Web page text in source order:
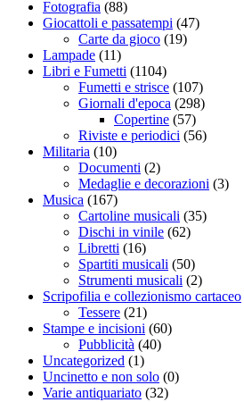
Fotografia (88)
Giocattoli e passatempi (47)
Carte da gioco (19)
Lampade (11)
Libri e Fumetti (1104)
Fumetti e strisce (107)
Giornali d'epoca (298)
Copertine (57)
Riviste e periodici (56)
Militaria (10)
Documenti (2)
Medaglie e decorazioni (3)
Musica (167)
Cartoline musicali (35)
Dischi in vinile (62)
Libretti (16)
Spartiti musicali (50)
Strumenti musicali (2)
Scripofilia e collezionismo cartaceo
Tessere (21)
Stampe e incisioni (60)
Pubblicità (40)
Uncategorized (1)
Uncinetto e non solo (0)
Varie antiquariato (32)